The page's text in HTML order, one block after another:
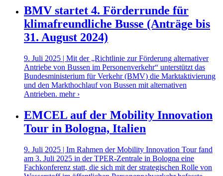
BMV startet 4. Förderrunde für
klimafreundliche Busse (Anträge bis
31. August 2024)
9. Juli 2025 | Mit der „Richtlinie zur Förderung alternativer
Antriebe von Bussen im Personenverkehr“ unterstützt das
Bundesministerium für Verkehr (BMV) die Marktaktivierung
und den Markthochlauf von Bussen mit alternativen
Antrieben. mehr ›
EMCEL auf der Mobility Innovation
Tour in Bologna, Italien
9. Juli 2025 | Im Rahmen der Mobility Innovation Tour fand
am 3. Juli 2025 in der TPER-Zentrale in Bologna eine
Fachkonferenz statt, die sich mit der strategischen Rolle von